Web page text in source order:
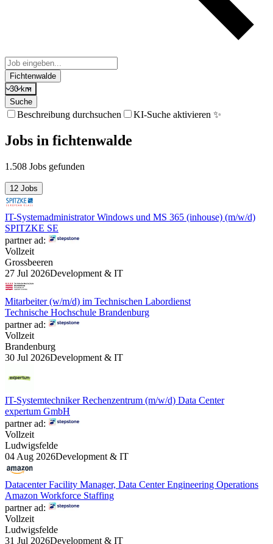
Fichtenwalde
30 km
Suche
Beschreibung durchsuchen KI-Suche aktivieren ✨
Jobs in fichtenwalde
1.508 Jobs gefunden
12 Jobs
IT-Systemadministrator Windows und MS 365 (inhouse) (m/w/d)
SPITZKE SE
partner ad:
Vollzeit
Grossbeeren
27 Jul 2026Development & IT
Mitarbeiter (w/m/d) im Technischen Labordienst
Technische Hochschule Brandenburg
partner ad:
Vollzeit
Brandenburg
30 Jul 2026Development & IT
IT-Systemtechniker Rechenzentrum (m/w/d) Data Center
expertum GmbH
partner ad:
Vollzeit
Ludwigsfelde
04 Aug 2026Development & IT
Datacenter Facility Manager, Data Center Engineering Operations
Amazon Workforce Staffing
partner ad:
Vollzeit
Ludwigsfelde
31 Jul 2026Development & IT